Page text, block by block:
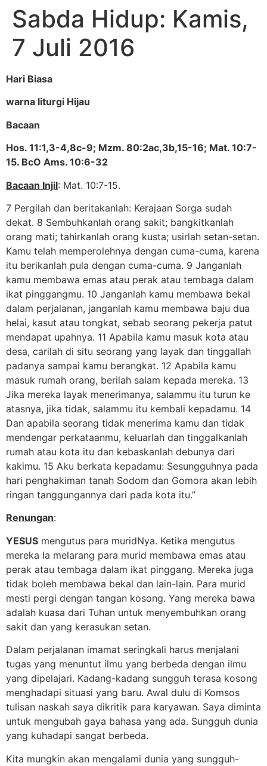
Sabda Hidup: Kamis,
7 Juli 2016
Hari Biasa
warna liturgi Hijau
Bacaan
Hos. 11:1,3-4,8c-9; Mzm. 80:2ac,3b,15-16; Mat. 10:7-
15. BcO Ams. 10:6-32
Bacaan Injil: Mat. 10:7-15.
7 Pergilah dan beritakanlah: Kerajaan Sorga sudah
dekat. 8 Sembuhkanlah orang sakit; bangkitkanlah
orang mati; tahirkanlah orang kusta; usirlah setan-setan.
Kamu telah memperolehnya dengan cuma-cuma, karena
itu berikanlah pula dengan cuma-cuma. 9 Janganlah
kamu membawa emas atau perak atau tembaga dalam
ikat pinggangmu. 10 Janganlah kamu membawa bekal
dalam perjalanan, janganlah kamu membawa baju dua
helai, kasut atau tongkat, sebab seorang pekerja patut
mendapat upahnya. 11 Apabila kamu masuk kota atau
desa, carilah di situ seorang yang layak dan tinggallah
padanya sampai kamu berangkat. 12 Apabila kamu
masuk rumah orang, berilah salam kepada mereka. 13
Jika mereka layak menerimanya, salammu itu turun ke
atasnya, jika tidak, salammu itu kembali kepadamu. 14
Dan apabila seorang tidak menerima kamu dan tidak
mendengar perkataanmu, keluarlah dan tinggalkanlah
rumah atau kota itu dan kebaskanlah debunya dari
kakimu. 15 Aku berkata kepadamu: Sesungguhnya pada
hari penghakiman tanah Sodom dan Gomora akan lebih
ringan tanggungannya dari pada kota itu.”
Renungan:
YESUS mengutus para muridNya. Ketika mengutus
mereka Ia melarang para murid membawa emas atau
perak atau tembaga dalam ikat pinggang. Mereka juga
tidak boleh membawa bekal dan lain-lain. Para murid
mesti pergi dengan tangan kosong. Yang mereka bawa
adalah kuasa dari Tuhan untuk menyembuhkan orang
sakit dan yang kerasukan setan.
Dalam perjalanan imamat seringkali harus menjalani
tugas yang menuntut ilmu yang berbeda dengan ilmu
yang dipelajari. Kadang-kadang sungguh terasa kosong
menghadapi situasi yang baru. Awal dulu di Komsos
tulisan naskah saya dikritik para karyawan. Saya diminta
untuk mengubah gaya bahasa yang ada. Sungguh dunia
yang kuhadapi sangat berbeda.
Kita mungkin akan mengalami dunia yang sungguh-